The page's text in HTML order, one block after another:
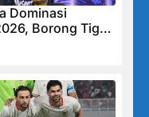
Dominasi
Borong Tiga